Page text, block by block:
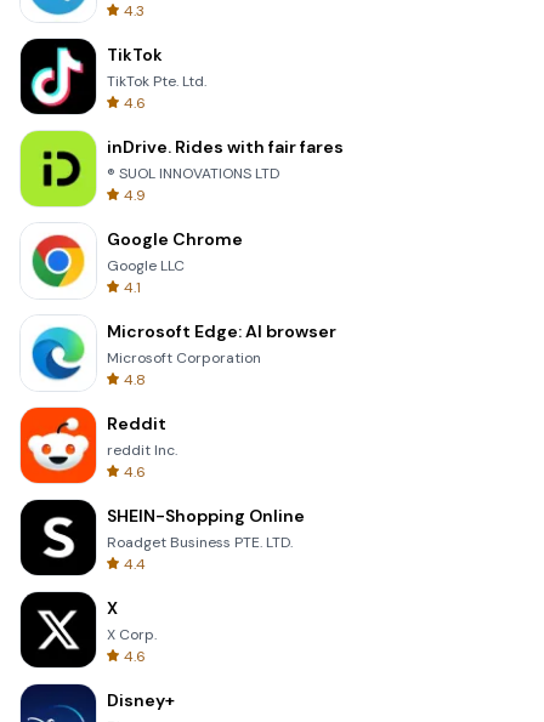
4.3
TikTok
TikTok Pte. Ltd.
4.6
inDrive. Rides with fair fares
® SUOL INNOVATIONS LTD
4.9
Google Chrome
Google LLC
4.1
Microsoft Edge: AI browser
Microsoft Corporation
4.8
Reddit
reddit Inc.
4.6
SHEIN-Shopping Online
Roadget Business PTE. LTD.
4.4
X
X Corp.
4.6
Disney+